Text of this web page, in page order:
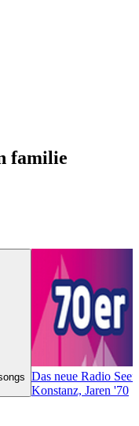
familie
Das neue Radio
Konstanz, Jaren '70